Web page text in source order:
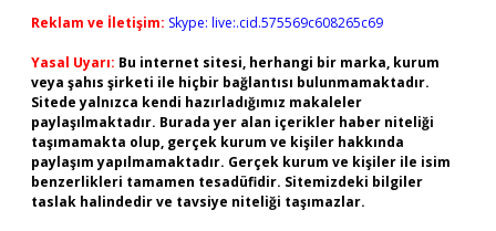
Reklam ve İletişim: Skype: live:.cid.575569c608265c69
Yasal Uyarı: Bu internet sitesi, herhangi bir marka, kurum
veya şahıs şirketi ile hiçbir bağlantısı bulunmamaktadır.
Sitede yalnızca kendi hazırladığımız makaleler
paylaşılmaktadır. Burada yer alan içerikler haber niteliği
taşımamakta olup, gerçek kurum ve kişiler hakkında
paylaşım yapılmamaktadır. Gerçek kurum ve kişiler ile isim
benzerlikleri tamamen tesadüfidir. Sitemizdeki bilgiler
taslak halindedir ve tavsiye niteliği taşımazlar.